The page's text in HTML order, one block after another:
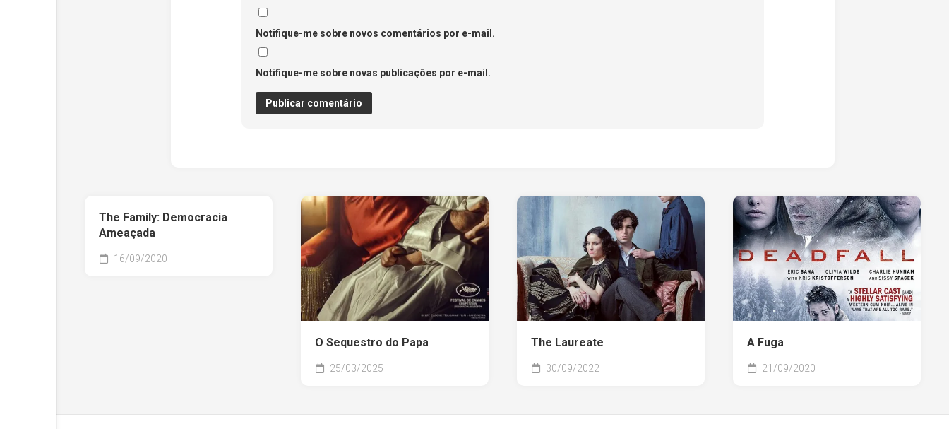
Notifique-me sobre novos comentários por e-mail.
Notifique-me sobre novas publicações por e-mail.
The Family: Democracia
Ameaçada
16/09/2020
O Sequestro do Papa
25/03/2025
The Laureate
30/09/2022
A Fuga
21/09/2020